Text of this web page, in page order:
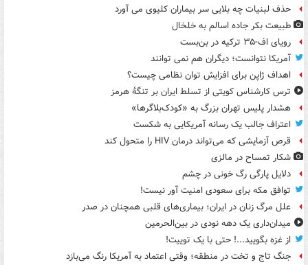
حذف لبنیات چه بلایی سر بیماران کلیوی می آورد
طبیعت بکر جاده اسالم به خلخال
رویای اف-۳۵ ترکیه در بن‌بست
آمریکا نتوانست؛ دیگران هم نمی توانند
اهداف ژاپن برای افزایش توان نظامی چیست؟
ترس کارشناس کویتی از تسلط ایران بر تنگۀ هرمز
هشدار پلیس تهران بزرگ به «کودک‌بلاگرها»
اعتراف جالب یک رسانه آمریکایی به شکست
قرص آزمایشی که می‌تواند درمان HIV را متحول کند
شکار تمساح در مالزی
دلایل پارگی رگ خونی در چشم
توافق مکه برای سعودی امنیت آور نیست!
علل مرگ زنان در ایران؛ بیماری‌های قلبی همچنان در صدر
میدان‌داری یک دهه نودی در بین‌الحرمین
از غزه بگویید...! حتی با یک توییت!
جنگ تاج و تخت در منطقه؛ وقتی اعتماد به آمریکا رنگ می‌بازد